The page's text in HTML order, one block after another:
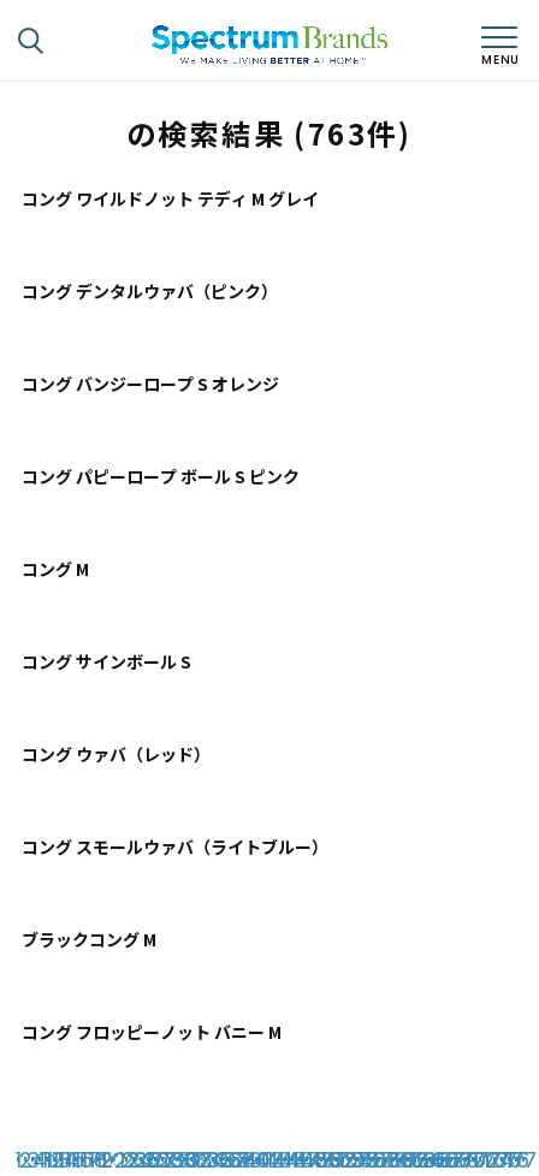
の検索結果 (763件)
コング ワイルドノット テディ M グレイ
コング デンタルウァバ（ピンク）
コング バンジーロープ S オレンジ
コング パピーロープ ボール S ピンク
コング M
コング サインボール S
コング ウァバ（レッド）
コング スモールウァバ（ライトブルー）
ブラックコング M
コング フロッピーノット バニー M
1234111213141516171819
20
21
22
23
24
25
26
27
28
29
30
31
32
33
34
35
36
37
38
39
40
41
42
43
44
45
46
47
48
49
50
51
52
53
54
55
56
57
58
59
60
61
62
63
64
65
66
67
68
69
70
71
72
73
74
75
76
77